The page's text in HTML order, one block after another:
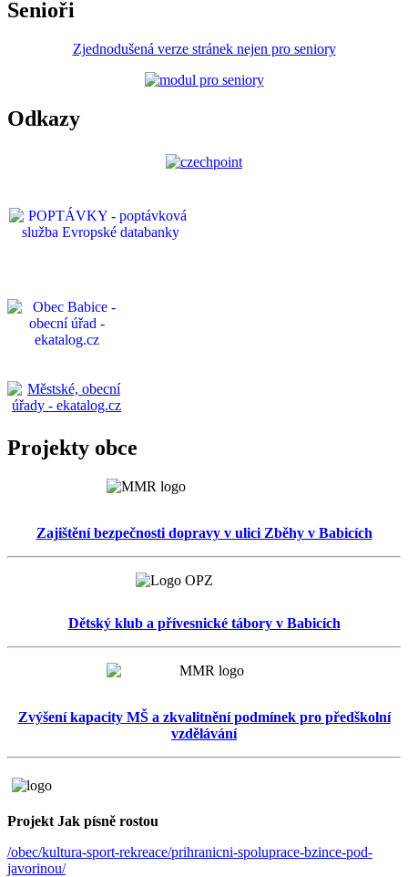
Senioři
Zjednodušená verze stránek nejen pro seniory
Odkazy
Projekty obce
Zajištění bezpečnosti dopravy v ulici Zběhy v Babicích
Dětský klub a přívesnické tábory v Babicích
Zvýšení kapacity MŠ a zkvalitnění podmínek pro předškolní
vzdělávání
Projekt Jak písně rostou
/obec/kultura-sport-rekreace/prihranicni-spoluprace-bzince-pod-
javorinou/